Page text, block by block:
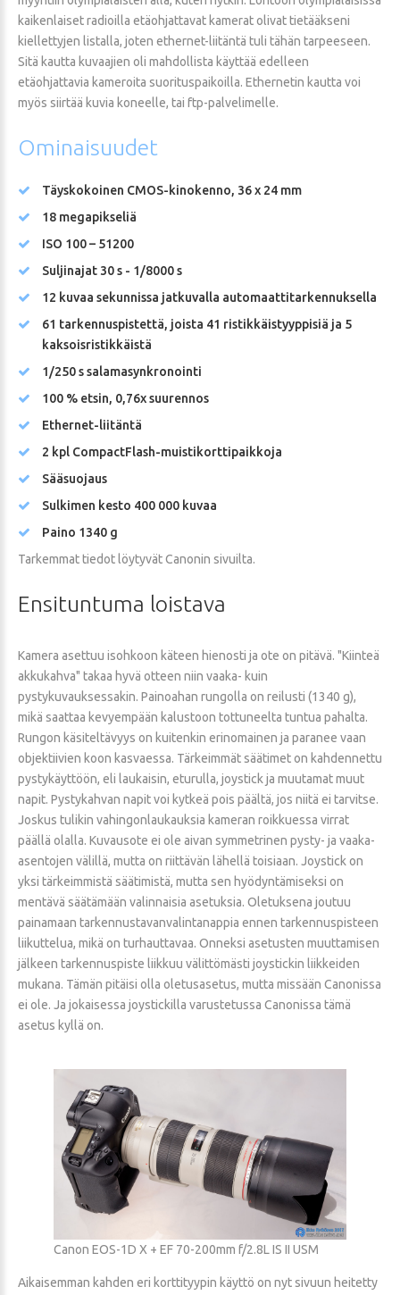
kaikenlaiset radioilla etäohjattavat kamerat olivat tietääkseni
kiellettyjen listalla, joten ethernet-liitäntä tuli tähän tarpeeseen.
Sitä kautta kuvaajien oli mahdollista käyttää edelleen
etäohjattavia kameroita suorituspaikoilla. Ethernetin kautta voi
myös siirtää kuvia koneelle, tai ftp-palvelimelle.
Ominaisuudet
Täyskokoinen CMOS-kinokenno, 36 x 24 mm
18 megapikseliä
ISO 100 – 51200
Suljinajat 30 s - 1/8000 s
12 kuvaa sekunnissa jatkuvalla automaattitarkennuksella
61 tarkennuspistettä, joista 41 ristikkäistyyppisiä ja 5
kaksoisristikkäistä
1/250 s salamasynkronointi
100 % etsin, 0,76x suurennos
Ethernet-liitäntä
2 kpl CompactFlash-muistikorttipaikkoja
Sääsuojaus
Sulkimen kesto 400 000 kuvaa
Paino 1340 g
Tarkemmat tiedot löytyvät Canonin sivuilta.
Ensituntuma loistava
Kamera asettuu isohkoon käteen hienosti ja ote on pitävä. "Kiinteä
akkukahva" takaa hyvä otteen niin vaaka- kuin
pystykuvauksessakin. Painoahan rungolla on reilusti (1340 g),
mikä saattaa kevyempään kalustoon tottuneelta tuntua pahalta.
Rungon käsiteltävyys on kuitenkin erinomainen ja paranee vaan
objektiivien koon kasvaessa. Tärkeimmät säätimet on kahdennettu
pystykäyttöön, eli laukaisin, eturulla, joystick ja muutamat muut
napit. Pystykahvan napit voi kytkeä pois päältä, jos niitä ei tarvitse.
Joskus tulikin vahingonlaukauksia kameran roikkuessa virrat
päällä olalla. Kuvausote ei ole aivan symmetrinen pysty- ja vaaka-
asentojen välillä, mutta on riittävän lähellä toisiaan. Joystick on
yksi tärkeimmistä säätimistä, mutta sen hyödyntämiseksi on
mentävä säätämään valinnaisia asetuksia. Oletuksena joutuu
painamaan tarkennustavanvalintanappia ennen tarkennuspisteen
liikuttelua, mikä on turhauttavaa. Onneksi asetusten muuttamisen
jälkeen tarkennuspiste liikkuu välittömästi joystickin liikkeiden
mukana. Tämän pitäisi olla oletusasetus, mutta missään Canonissa
ei ole. Ja jokaisessa joystickilla varustetussa Canonissa tämä
asetus kyllä on.
Canon EOS-1D X + EF 70-200mm f/2.8L IS II USM
Aikaisemman kahden eri korttityypin käyttö on nyt sivuun heitetty